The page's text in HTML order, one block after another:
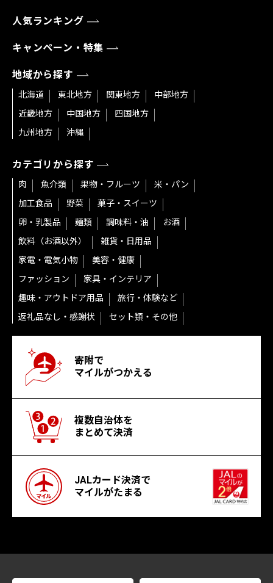
人気ランキング
キャンペーン・特集
地域から探す
北海道 東北地方 関東地方
中部地方
近畿地方
中国地方
四国地方
九州地方
沖縄
カテゴリから探す
肉 魚介類 果物・フルーツ
米・パン
加工食品
野菜
菓子・スイーツ
卵・乳製品
麺類 調味料・油
お酒
飲料（お酒以外）
雑貨・日用品
家電・電気小物
美容・健康
ファッション
家具・インテリア
趣味・アウトドア用品
旅行・体験など
返礼品なし・感謝状
セット類・その他
寄附で
マイルがつかえる
複数自治体を
まとめて決済
JALカード決済で
マイルがたまる